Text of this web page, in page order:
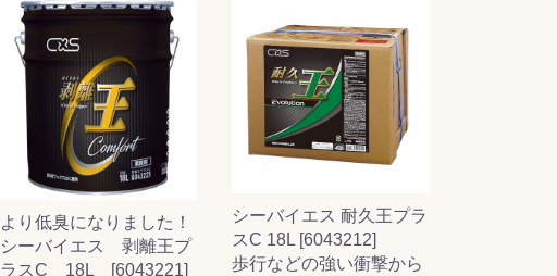
より低臭になりました！
シーバイエス 剥離王プ
ラスC 18L [6043221]
シーバイエス 耐久王プラ
スC 18L [6043212]
歩行などの強い衝撃から